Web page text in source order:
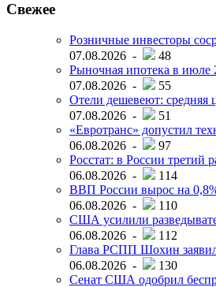
Свежее
Розничные инвесторы
07.08.2026 -
48
Рыночная ипотека в июле
07.08.2026 -
55
Отели дешевеют: средняя
07.08.2026 -
51
«Евротранс» допустил
06.08.2026 -
97
Росстат: в России третий
06.08.2026 -
114
ВВП России вырос на
06.08.2026 -
110
США усилили
06.08.2026 -
112
Глава РСПП Шохин заявил
06.08.2026 -
130
Сенат США одобрил